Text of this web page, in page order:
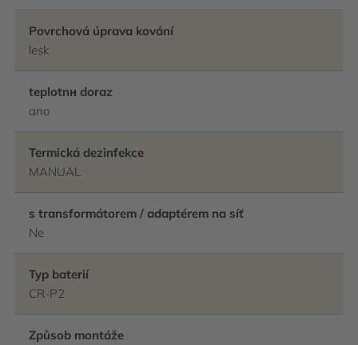
Povrchová úprava kování
lesk
teplotnн doraz
ano
Termická dezinfekce
MANUAL
s transformátorem / adaptérem na síť
Ne
Typ baterií
CR-P2
Způsob montáže